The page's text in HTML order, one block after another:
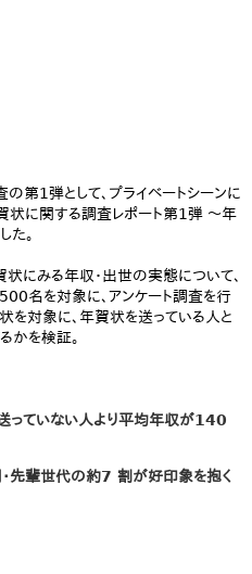
第1弾として、プライベートシーンに
状に関する調査レポート第1弾 ～年
た。
にみる年収・出世の実態について、
名を対象に、アンケート調査を行
を対象に、年賀状を送っている人と
かを検証。
っていない人より平均年収が140
先輩世代の約7 割が好印象を抱く